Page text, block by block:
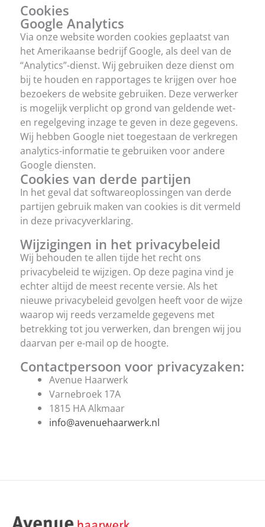
Cookies
Google Analytics
Via onze website worden cookies geplaatst van
het Amerikaanse bedrijf Google, als deel van de
“Analytics”-dienst. Wij gebruiken deze dienst om
bij te houden en rapportages te krijgen over hoe
bezoekers de website gebruiken. Deze verwerker
is mogelijk verplicht op grond van geldende wet-
en regelgeving inzage te geven in deze gegevens.
Wij hebben Google niet toegestaan de verkregen
analytics-informatie te gebruiken voor andere
Google diensten.
Cookies van derde partijen
In het geval dat softwareoplossingen van derde
partijen gebruik maken van cookies is dit vermeld
in deze privacyverklaring.
Wijzigingen in het privacybeleid
Wij behouden te allen tijde het recht ons
privacybeleid te wijzigen. Op deze pagina vind je
echter altijd de meest recente versie. Als het
nieuwe privacybeleid gevolgen heeft voor de wijze
waarop wij reeds verzamelde gegevens met
betrekking tot jou verwerken, dan brengen wij jou
daarvan per e-mail op de hoogte.
Contactpersoon voor privacyzaken:
Avenue Haarwerk
Varnebroek 17A
1815 HA Alkmaar
info@avenuehaarwerk.nl